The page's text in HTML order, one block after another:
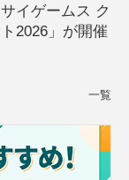
イゲームス ク
2026」が開催
一覧